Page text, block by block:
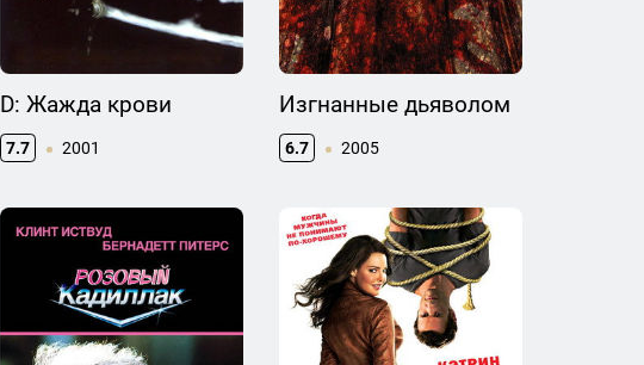
D: Жажда крови
7.7 2001
Изгнанные дьяволом
6.7 2005